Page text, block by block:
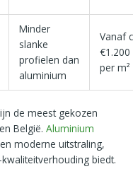
Minder
slanke
profielen dan
aluminium
Vanaf
€1.200
per m²
de meest gekozen
België.Aluminium
moderne uitstraling,
biedt.